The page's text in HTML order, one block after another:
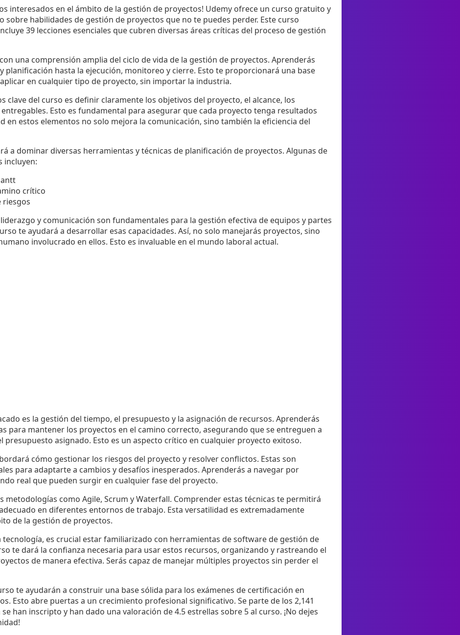
interesados en el ámbito de la gestión de proyectos! Udemy ofrece un curso gratuito y
sobre habilidades de gestión de proyectos que no te puedes perder. Este curso
39 lecciones esenciales que cubren diversas áreas críticas del proceso de gestión
una comprensión amplia del ciclo de vida de la gestión de proyectos. Aprenderás
planificación hasta la ejecución, monitoreo y cierre. Esto te proporcionará una base
en cualquier tipo de proyecto, sin importar la industria.
clave del curso es definir claramente los objetivos del proyecto, el alcance, los
Esto es fundamental para asegurar que cada proyecto tenga resultados
en estos elementos no solo mejora la comunicación, sino también la eficiencia del
a dominar diversas herramientas y técnicas de planificación de proyectos. Algunas de
incluyen:
crítico
riesgos
y comunicación son fundamentales para la gestión efectiva de equipos y partes
te ayudará a desarrollar esas capacidades. Así, no solo manejarás proyectos, sino
involucrado en ellos. Esto es invaluable en el mundo laboral actual.
es la gestión del tiempo, el presupuesto y la asignación de recursos. Aprenderás
para mantener los proyectos en el camino correcto, asegurando que se entreguen a
presupuesto asignado. Esto es un aspecto crítico en cualquier proyecto exitoso.
cómo gestionar los riesgos del proyecto y resolver conflictos. Estas son
para adaptarte a cambios y desafíos inesperados. Aprenderás a navegar por
real que pueden surgir en cualquier fase del proyecto.
metodologías como Agile, Scrum y Waterfall. Comprender estas técnicas te permitirá
en diferentes entornos de trabajo. Esta versatilidad es extremadamente
de la gestión de proyectos.
tecnología, es crucial estar familiarizado con herramientas de software de gestión de
te dará la confianza necesaria para usar estos recursos, organizando y rastreando el
de manera efectiva. Serás capaz de manejar múltiples proyectos sin perder el
te ayudarán a construir una base sólida para los exámenes de certificación en
Esto abre puertas a un crecimiento profesional significativo. Se parte de los 2,141
han inscripto y han dado una valoración de 4.5 estrellas sobre 5 al curso. ¡No dejes